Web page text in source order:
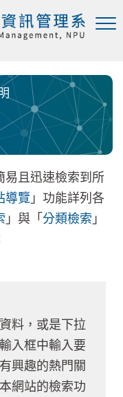
且迅速檢索到所
導覽 」功能詳列各
」與「 分類檢索 」
料，或是下拉
入框中輸入要
興趣的熱門關
網站的檢索功